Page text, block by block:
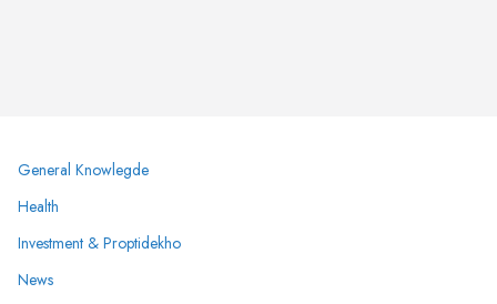
General Knowlegde
Health
Investment & Proptidekho
News